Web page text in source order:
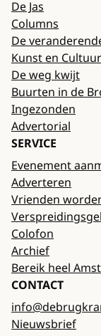
De Jas
Columns
De
Kunst en
De weg kwijt
Buurten in de
Ingezonden
Advertorial
SERVICE
Evenement
Adverteren
Vrienden
Colofon
Archief
Bereik heel
CONTACT
Nieuwsbrief